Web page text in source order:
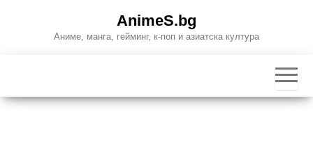
AnimeS.bg
Аниме, манга, гейминг, к-поп и азиатска култура